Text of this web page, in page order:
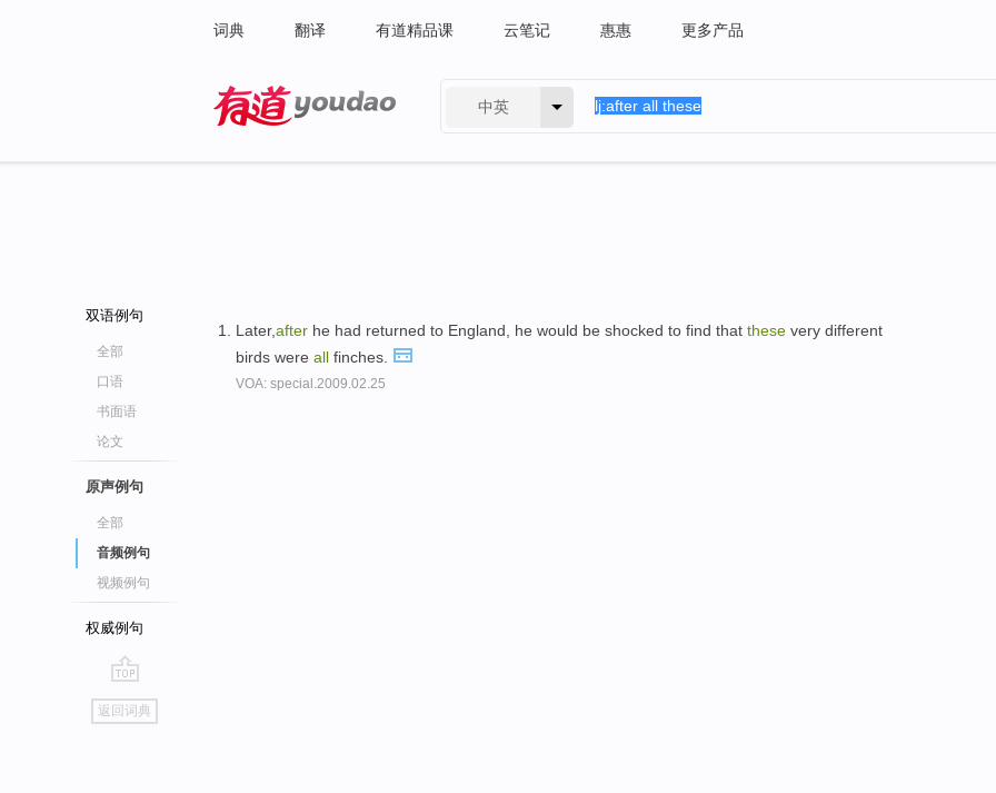
词典 翻译 有道精品课 云笔记 惠惠 更多产品
中英
双语例句
全部
口语
书面语
论文
原声例句
全部
音频例句
视频例句
权威例句
go
top
返回词典
Later,after he had returned to England, he would be shocked to find that these very different
birds were all finches.
VOA: special.2009.02.25